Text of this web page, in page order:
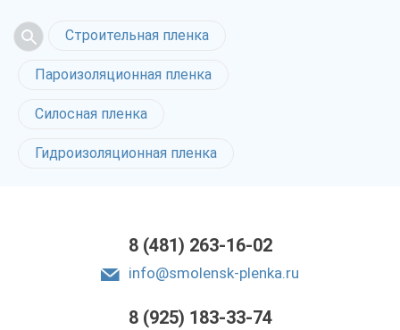
Строительная пленка
Пароизоляционная пленка
Силосная пленка
Гидроизоляционная пленка
8 (481) 263-16-02
info@smolensk-plenka.ru
8 (925) 183-33-74
Техническая пленка